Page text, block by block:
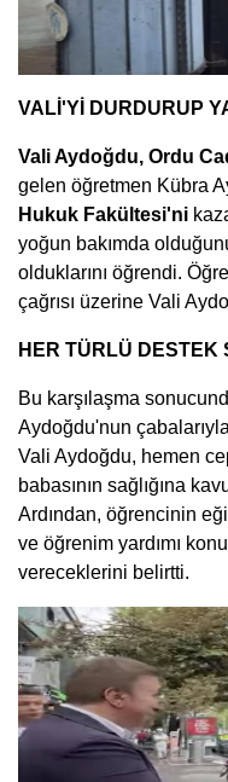
VALİ'Yİ DURDURUP
Vali Aydoğdu, Ordu
gelen öğretmen Kübra
Hukuk Fakültesi'ni
yoğun bakımda
olduklarını öğrendi.
çağrısı üzerine Vali
HER TÜRLÜ
Bu karşılaşma
Aydoğdu'nun
Vali Aydoğdu, hemen
babasının sağlığına
Ardından, öğrencinin
ve öğrenim yardımı
vereceklerini belirtti.